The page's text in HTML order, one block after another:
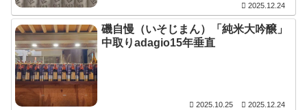
2025.12.24
磯自慢（いそじまん）「純米大吟醸」
中取りadagio15年垂直
2025.10.25 2025.12.24